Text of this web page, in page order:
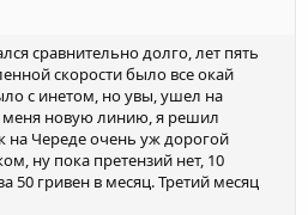
сравнительно долго, лет пять
скорости было все окай
с инетом, но увы, ушел на
меня новую линию, я решил
на Череде очень уж дорогой
ну пока претензий нет, 10
50 гривен в месяц. Третий месяц